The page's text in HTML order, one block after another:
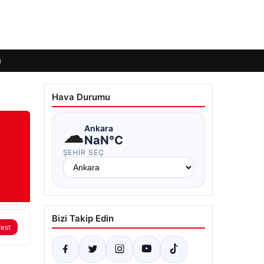
Hava Durumu
☁Ankara
NaN°C
ŞEHIR SEÇ
Bizi Takip Edin